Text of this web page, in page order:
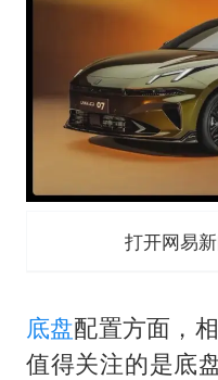
打开网易
底盘配置方面，
值得关注的是底